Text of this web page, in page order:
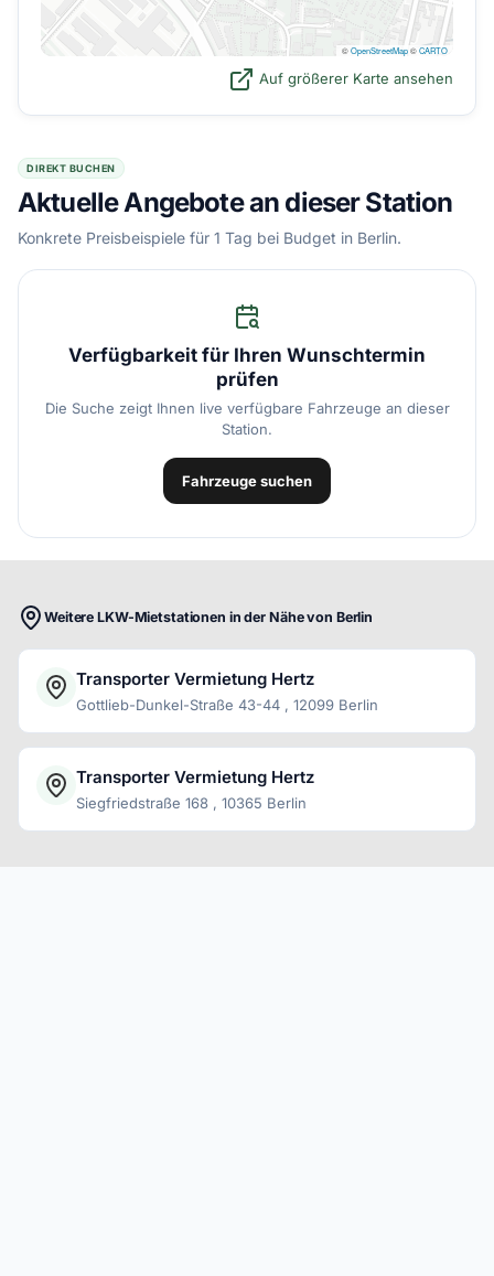
©OpenStreetMap©CARTO
Auf größerer Karte ansehen
DIREKT BUCHEN
Aktuelle Angebote an dieser Station
Konkrete Preisbeispiele für 1 Tag bei Budget in Berlin.
Verfügbarkeit für Ihren Wunschtermin
prüfen
Die Suche zeigt Ihnen live verfügbare Fahrzeuge an dieser
Station.
Fahrzeuge suchen
Weitere LKW-Mietstationen in der Nähe von Berlin
Transporter Vermietung Hertz
Gottlieb-Dunkel-Straße 43-44 , 12099 Berlin
Transporter Vermietung Hertz
Siegfriedstraße 168 , 10365 Berlin